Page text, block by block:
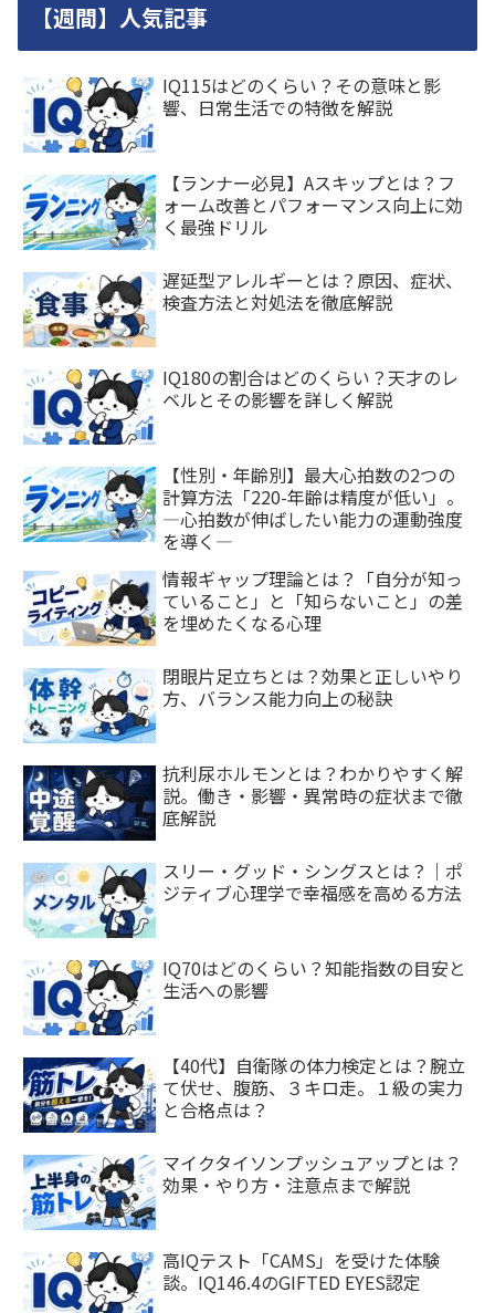
【週間】人気記事
IQ115はどのくらい？その意味と影
響、日常生活での特徴を解説
【ランナー必見】Aスキップとは？フ
ォーム改善とパフォーマンス向上に効
く最強ドリル
遅延型アレルギーとは？原因、症状、
検査方法と対処法を徹底解説
IQ180の割合はどのくらい？天才のレ
ベルとその影響を詳しく解説
【性別・年齢別】最大心拍数の2つの
計算方法「220-年齢は精度が低い」。
―心拍数が伸ばしたい能力の運動強度
を導く―
情報ギャップ理論とは？「自分が知っ
ていること」と「知らないこと」の差
を埋めたくなる心理
閉眼片足立ちとは？効果と正しいやり
方、バランス能力向上の秘訣
抗利尿ホルモンとは？わかりやすく解
説。働き・影響・異常時の症状まで徹
底解説
スリー・グッド・シングスとは？｜ポ
ジティブ心理学で幸福感を高める方法
IQ70はどのくらい？知能指数の目安と
生活への影響
【40代】自衛隊の体力検定とは？腕立
て伏せ、腹筋、３キロ走。１級の実力
と合格点は？
マイクタイソンプッシュアップとは？
効果・やり方・注意点まで解説
高IQテスト「CAMS」を受けた体験
談。IQ146.4のGIFTED EYES認定